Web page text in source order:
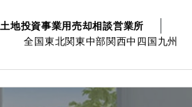
土地投資事業用売却相談営業所
全国東北関東中部関西中四国九州